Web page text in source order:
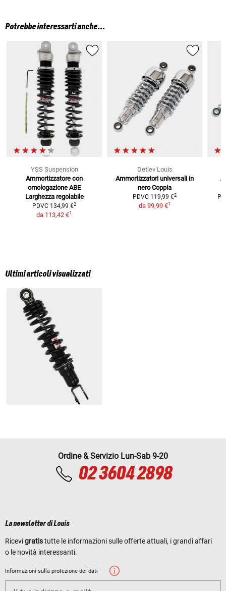
Potrebbe interessarti anche...
YSS Suspension
Ammortizzatore con
omologazione ABE
Larghezza regolabile
PDVC 134,99 €2
da 113,42 €1
Detlev Louis
Ammortizzatori universali in
nero Coppia
PDVC 119,99 €2
da 99,99 €1
Ultimi articoli visualizzati
Ordine & Servizio Lun-Sab 9-20
02 3604 2898
La newsletter di Louis
Ricevigratistutte le informazioni sulle offerte attuali, i grandi affari
o le novità interessanti.
Informazioni sulla protezione dei dati